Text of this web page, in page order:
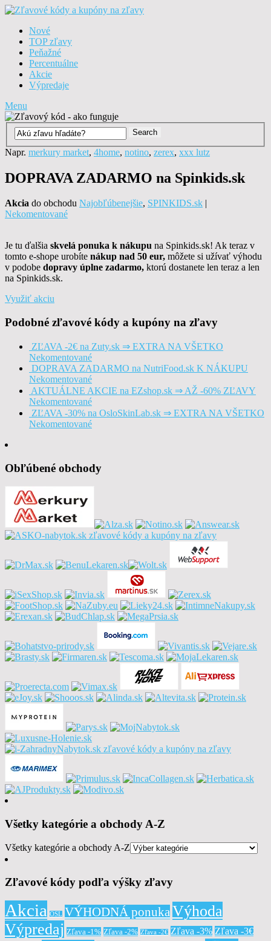
Nové
TOP zľavy
Peňažné
Percentuálne
Akcie
Výpredaje
Menu
Napr. merkury market, 4home, notino, zerex, xxx lutz
DOPRAVA ZADARMO na Spinkids.sk
Akcia do obchodu Najobľúbenejšie, SPINKIDS.sk |
Nekomentované
Je tu ďalšia skvelá ponuka k nákupu na Spinkids.sk! Ak teraz v
tomto e-shope urobíte nákup nad 50 eur, môžete si užívať výhodu
v podobe dopravy úplne zadarmo, ktorú dostanete len teraz a len
na Spinkids.sk.
Využiť akciu
Podobné zľavové kódy a kupóny na zľavy
ZĽAVA -2€ na Zuty.sk ⇒ EXTRA NA VŠETKO
Nekomentované
DOPRAVA ZADARMO na NutriFood.sk K NÁKUPU
Nekomentované
AKTUÁLNE AKCIE na EZshop.sk ⇒ AŽ -60% ZĽAVY
Nekomentované
ZĽAVA -30% na OsloSkinLab.sk ⇒ EXTRA NA VŠETKO
Nekomentované
Obľúbené obchody
Všetky kategórie a obchody A-Z
Všetky kategórie a obchody A-Z
Zľavové kódy podľa výšky zľavy
Akcia OSL VÝHODNÁ ponukaVýhoda
Výpredaj Zľava -1% Zľava -2% Zľava -2€ Zľava -3% Zľava -3€